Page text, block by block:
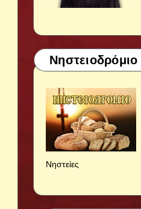
Νηστειοδρόμιο
Νηστείες